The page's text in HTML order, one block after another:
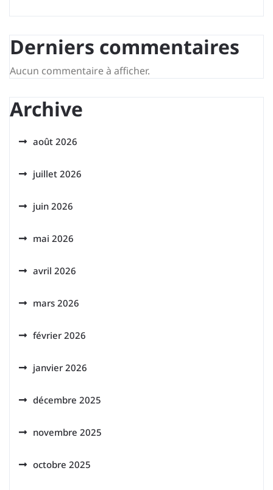
Derniers commentaires
Aucun commentaire à afficher.
Archive
août 2026
juillet 2026
juin 2026
mai 2026
avril 2026
mars 2026
février 2026
janvier 2026
décembre 2025
novembre 2025
octobre 2025